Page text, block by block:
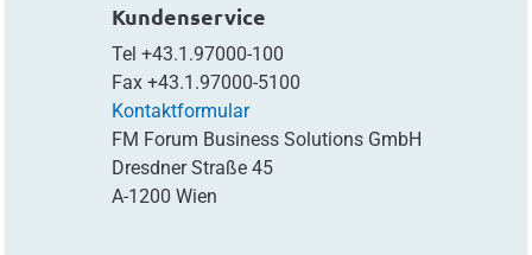
Kundenservice
Tel +43.1.97000-100
Fax +43.1.97000-5100
Kontaktformular
FM Forum Business Solutions GmbH
Dresdner Straße 45
A-1200 Wien